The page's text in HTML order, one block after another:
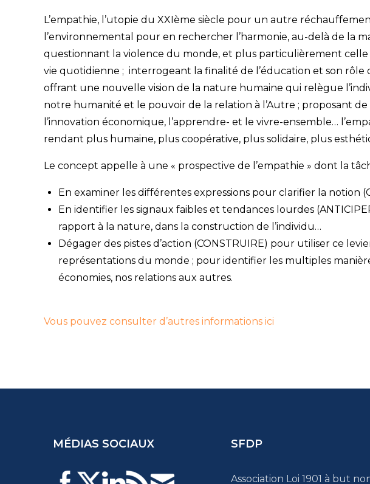
L’empathie, l’utopie du XXIème siècle pour un autre
l’environnemental pour en rechercher l’harmonie, au-delà de la
questionnant la violence du monde, et plus particulièrement celle
vie quotidienne ; interrogeant la finalité de l’éducation et son rôle
offrant une nouvelle vision de la nature humaine qui relègue
notre humanité et le pouvoir de la relation à l’Autre ; proposant
l’innovation économique, l’apprendre- et le vivre-ensemble…
rendant plus humaine, plus coopérative, plus solidaire, plus
Le concept appelle à une « prospective de l’empathie » dont la
En examiner les différentes expressions pour clarifier la notion
En identifier les signaux faibles et tendances lourdes
rapport à la nature, dans la construction de l’individu…
Dégager des pistes d’action (CONSTRUIRE) pour utiliser ce
représentations du monde ; pour identifier les multiples
économies, nos relations aux autres.
Vous pouvez consulter d’autres informations ici
MÉDIAS SOCIAUX SFDP
Association Loi 1901 à but